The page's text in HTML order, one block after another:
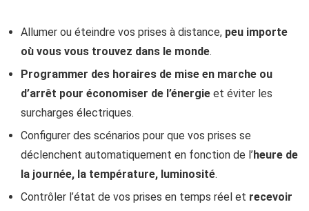
Allumer ou éteindre vos prises à distance, peu importe
où vous vous trouvez dans le monde.
Programmer des horaires de mise en marche ou
d’arrêt pour économiser de l’énergie et éviter les
surcharges électriques.
Configurer des scénarios pour que vos prises se
déclenchent automatiquement en fonction de l’heure de
la journée, la température, luminosité.
Contrôler l’état de vos prises en temps réel et recevoir